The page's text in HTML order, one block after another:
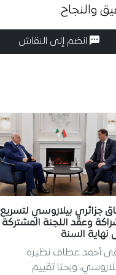
والنجاح.
انضم إلى النقاش
جزائري بيلاروسي لتسريع
وعقد اللجنة المشتركة
نهاية السنة
أحمد عطاف نظيره
وبحثا تقييم